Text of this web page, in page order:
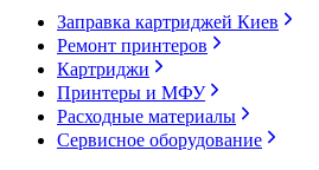
Заправка картриджей Киев
Ремонт принтеров
Картриджи
Принтеры и МФУ
Расходные материалы
Сервисное оборудование